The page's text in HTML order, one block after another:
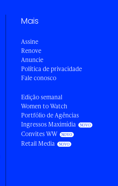
Mais
Assine
Renove
Anuncie
Política de privacidade
Fale conosco
Edição semanal
Women to Watch
Portfólio de Agências
Ingressos Maximídia
Convites WW
Retail Media